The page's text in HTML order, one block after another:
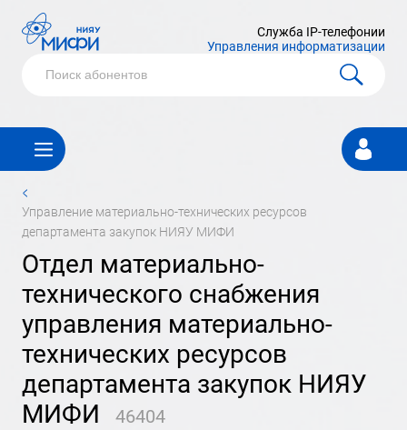
Служба IP-телефонии
Управления информатизации
Личный
кабинет
<
управление материально-технических ресурсов
департамента закупок НИЯУ МИФИ
отдел материально-
технического снабжения
управления материально-
технических ресурсов
департамента закупок НИЯУ
МИФИ
46404